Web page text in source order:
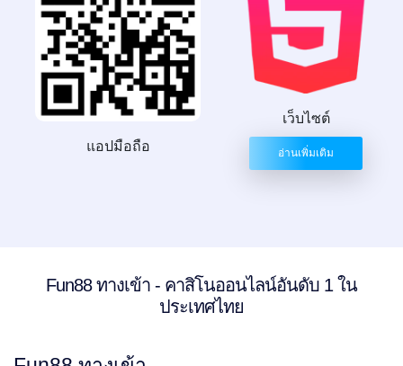
แอปมือถือ
เว็บไซต์
อ่านเพิ่มเติม
Fun88 ทางเข้า - คาสิโนออนไลน์อันดับ 1 ใน
ประเทศไทย